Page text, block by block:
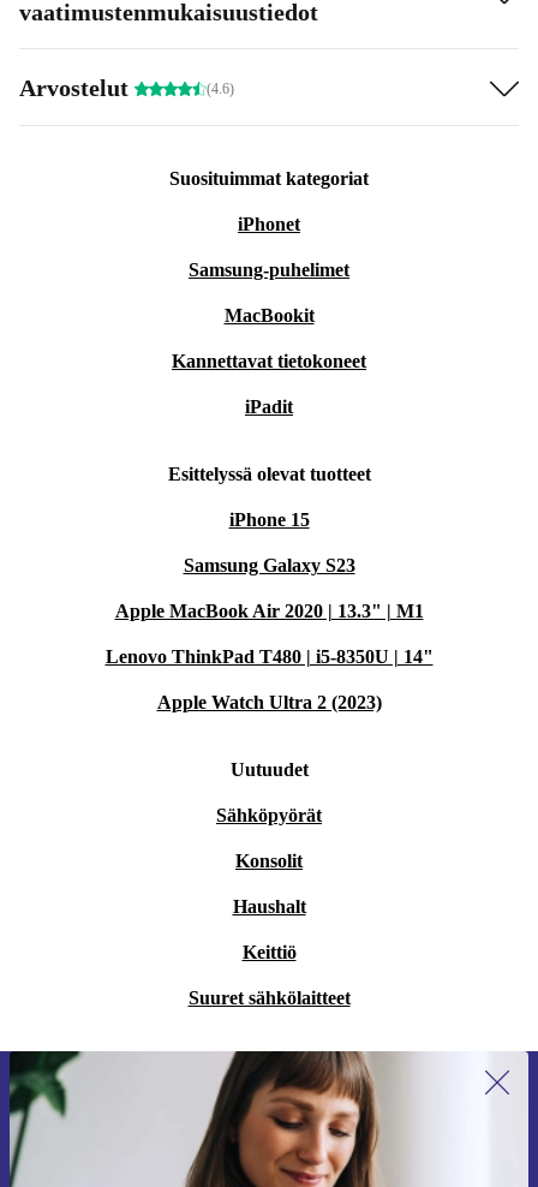
vaatimustenmukaisuustiedot
Arvostelut (4.6)
Suosituimmat kategoriat
iPhonet
Samsung-puhelimet
MacBookit
Kannettavat tietokoneet
iPadit
Esittelyssä olevat tuotteet
iPhone 15
Samsung Galaxy S23
Apple MacBook Air 2020 | 13.3" | M1
Lenovo ThinkPad T480 | i5-8350U | 14"
Apple Watch Ultra 2 (2023)
Uutuudet
Sähköpyörät
Konsolit
Haushalt
Keittiö
Suuret sähkölaitteet
Liity ensimmäistä kertaa uutiskirjeen
tilaajaksi ja säästä 15 €!
Älä missaa enää yhtäkään tarjousta.